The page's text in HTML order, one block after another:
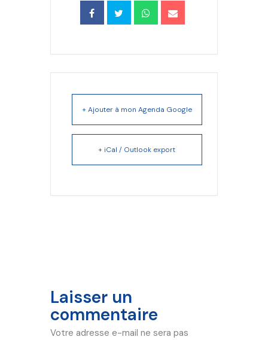
+ Ajouter à mon Agenda Google
+ iCal / Outlook export
Laisser un
commentaire
Votre adresse e-mail ne sera pas